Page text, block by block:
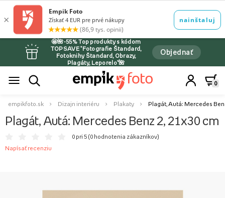
🤩🌺-55% Top produkty s kódom
TOPSAVE *Fotografie Štandard,
Fotoknihy Štandard, Obrazy,
Plagáty, Leporelo*🌺
Objednať
0
empikfoto.sk Dizajn interiéru Plakaty Plagát, Autá: Mercedes
Plagát, Autá: Mercedes Benz 2, 21x30 cm
0 pri 5 (0 hodnotenia zákazníkov)
Napísať recenziu